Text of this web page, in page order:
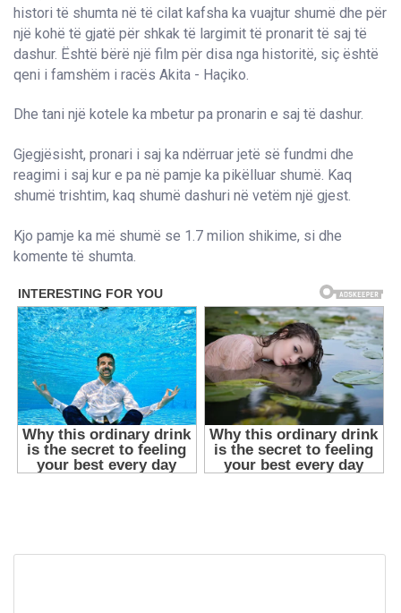
histori të shumta në të cilat kafsha ka vuajtur shumë dhe për
një kohë të gjatë për shkak të largimit të pronarit të saj të
dashur. Është bërë një film për disa nga historitë, siç është
qeni i famshëm i racës Akita - Haçiko.
Dhe tani një kotele ka mbetur pa pronarin e saj të dashur.
Gjegjësisht, pronari i saj ka ndërruar jetë së fundmi dhe
reagimi i saj kur e pa në pamje ka pikëlluar shumë. Kaq
shumë trishtim, kaq shumë dashuri në vetëm një gjest.
Kjo pamje ka më shumë se 1.7 milion shikime, si dhe
komente të shumta.